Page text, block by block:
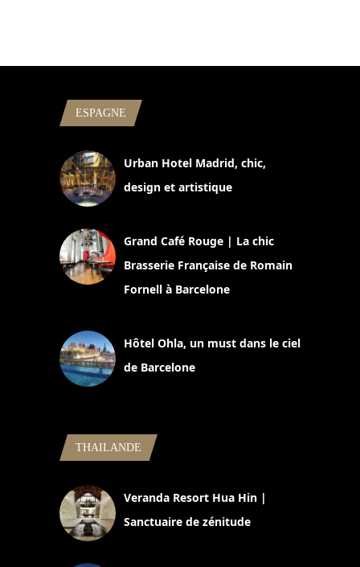
ESPAGNE
Urban Hotel Madrid, chic,
design et artistique
Grand Café Rouge | La chic
Brasserie Française de Romain
Fornell à Barcelone
Hôtel Ohla, un must dans le ciel
de Barcelone
THAILANDE
Veranda Resort Hua Hin |
Sanctuaire de zénitude